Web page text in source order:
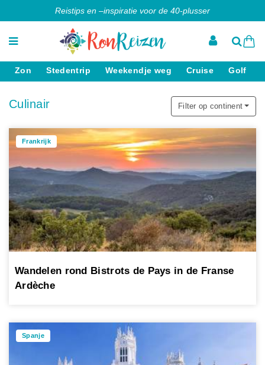
Reistips en –inspiratie voor de 40-plusser
Zon Stedentrip Weekendje weg Cruise Golf
Culinair Filter op continent
Frankrijk
Wandelen rond Bistrots de Pays in de Franse
Ardèche
Spanje